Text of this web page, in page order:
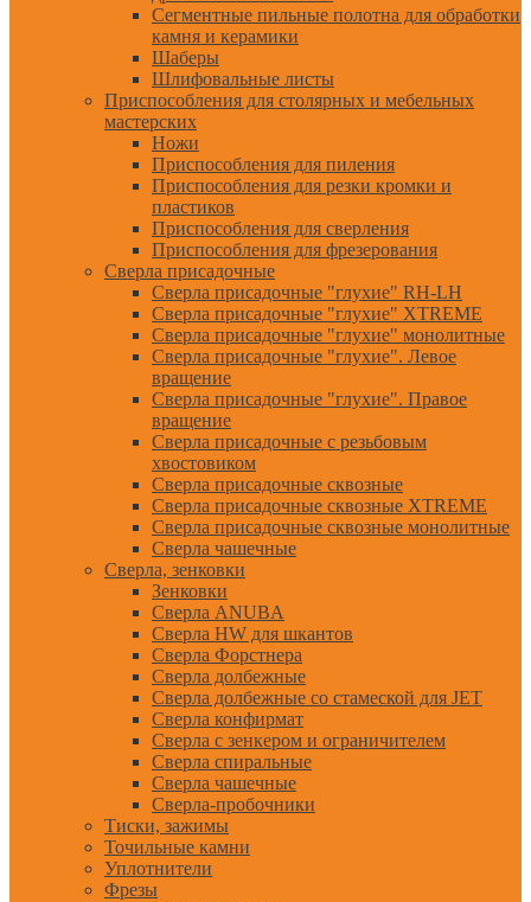
Сегментные пильные полотна для обработки
камня и керамики
Шаберы
Шлифовальные листы
Приспособления для столярных и мебельных
мастерских
Ножи
Приспособления для пиления
Приспособления для резки кромки и
пластиков
Приспособления для сверления
Приспособления для фрезерования
Сверла присадочные
Сверла присадочные "глухие" RH-LH
Сверла присадочные "глухие" XTREME
Сверла присадочные "глухие" монолитные
Сверла присадочные "глухие". Левое
вращение
Сверла присадочные "глухие". Правое
вращение
Сверла присадочные с резьбовым
хвостовиком
Сверла присадочные сквозные
Сверла присадочные сквозные XTREME
Сверла присадочные сквозные монолитные
Сверла чашечные
Сверла, зенковки
Зенковки
Сверла ANUBA
Сверла HW для шкантов
Сверла Форстнера
Сверла долбежные
Сверла долбежные со стамеской для JET
Сверла конфирмат
Сверла с зенкером и ограничителем
Сверла спиральные
Сверла чашечные
Сверла-пробочники
Тиски, зажимы
Точильные камни
Уплотнители
Фрезы